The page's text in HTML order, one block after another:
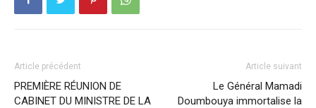
Article précédent
PREMIÈRE RÉUNION DE
CABINET DU MINISTRE DE LA
Article suivant
Le Général Mamadi
Doumbouya immortalise la